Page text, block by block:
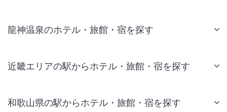
龍神温泉のホテル・旅館・宿を探す
近畿エリアの駅からホテル・旅館・宿を探す
和歌山県の駅からホテル・旅館・宿を探す